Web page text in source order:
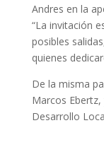
Andres en la
“La invitación
posibles
quienes
De la misma
Marcos
Desarrollo